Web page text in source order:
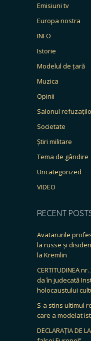
Emisiuni tv
Europa nostra
INFO
Istorie
Modelul de țară
Muzica
Opinii
Salonul
Societate
Știri militare
Tema de gândire
Uncategorized
VIDEO
RECENT
Avatarurile
la russe și
la Kremlin
CERTITUDINEA
da în judecată
holocaustului
S-a stins ultimul
care a modelat
DECLARAȚIA DE